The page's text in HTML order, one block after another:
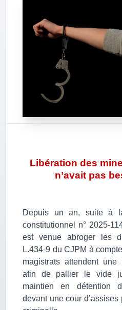
Libération des
n’avait pas
Depuis un an, suite à
constitutionnel n° 2025-
est venue abroger les
L.434-9 du CJPM à
magistrats attendent une
afin de pallier le vide
maintien en détention
devant une cour